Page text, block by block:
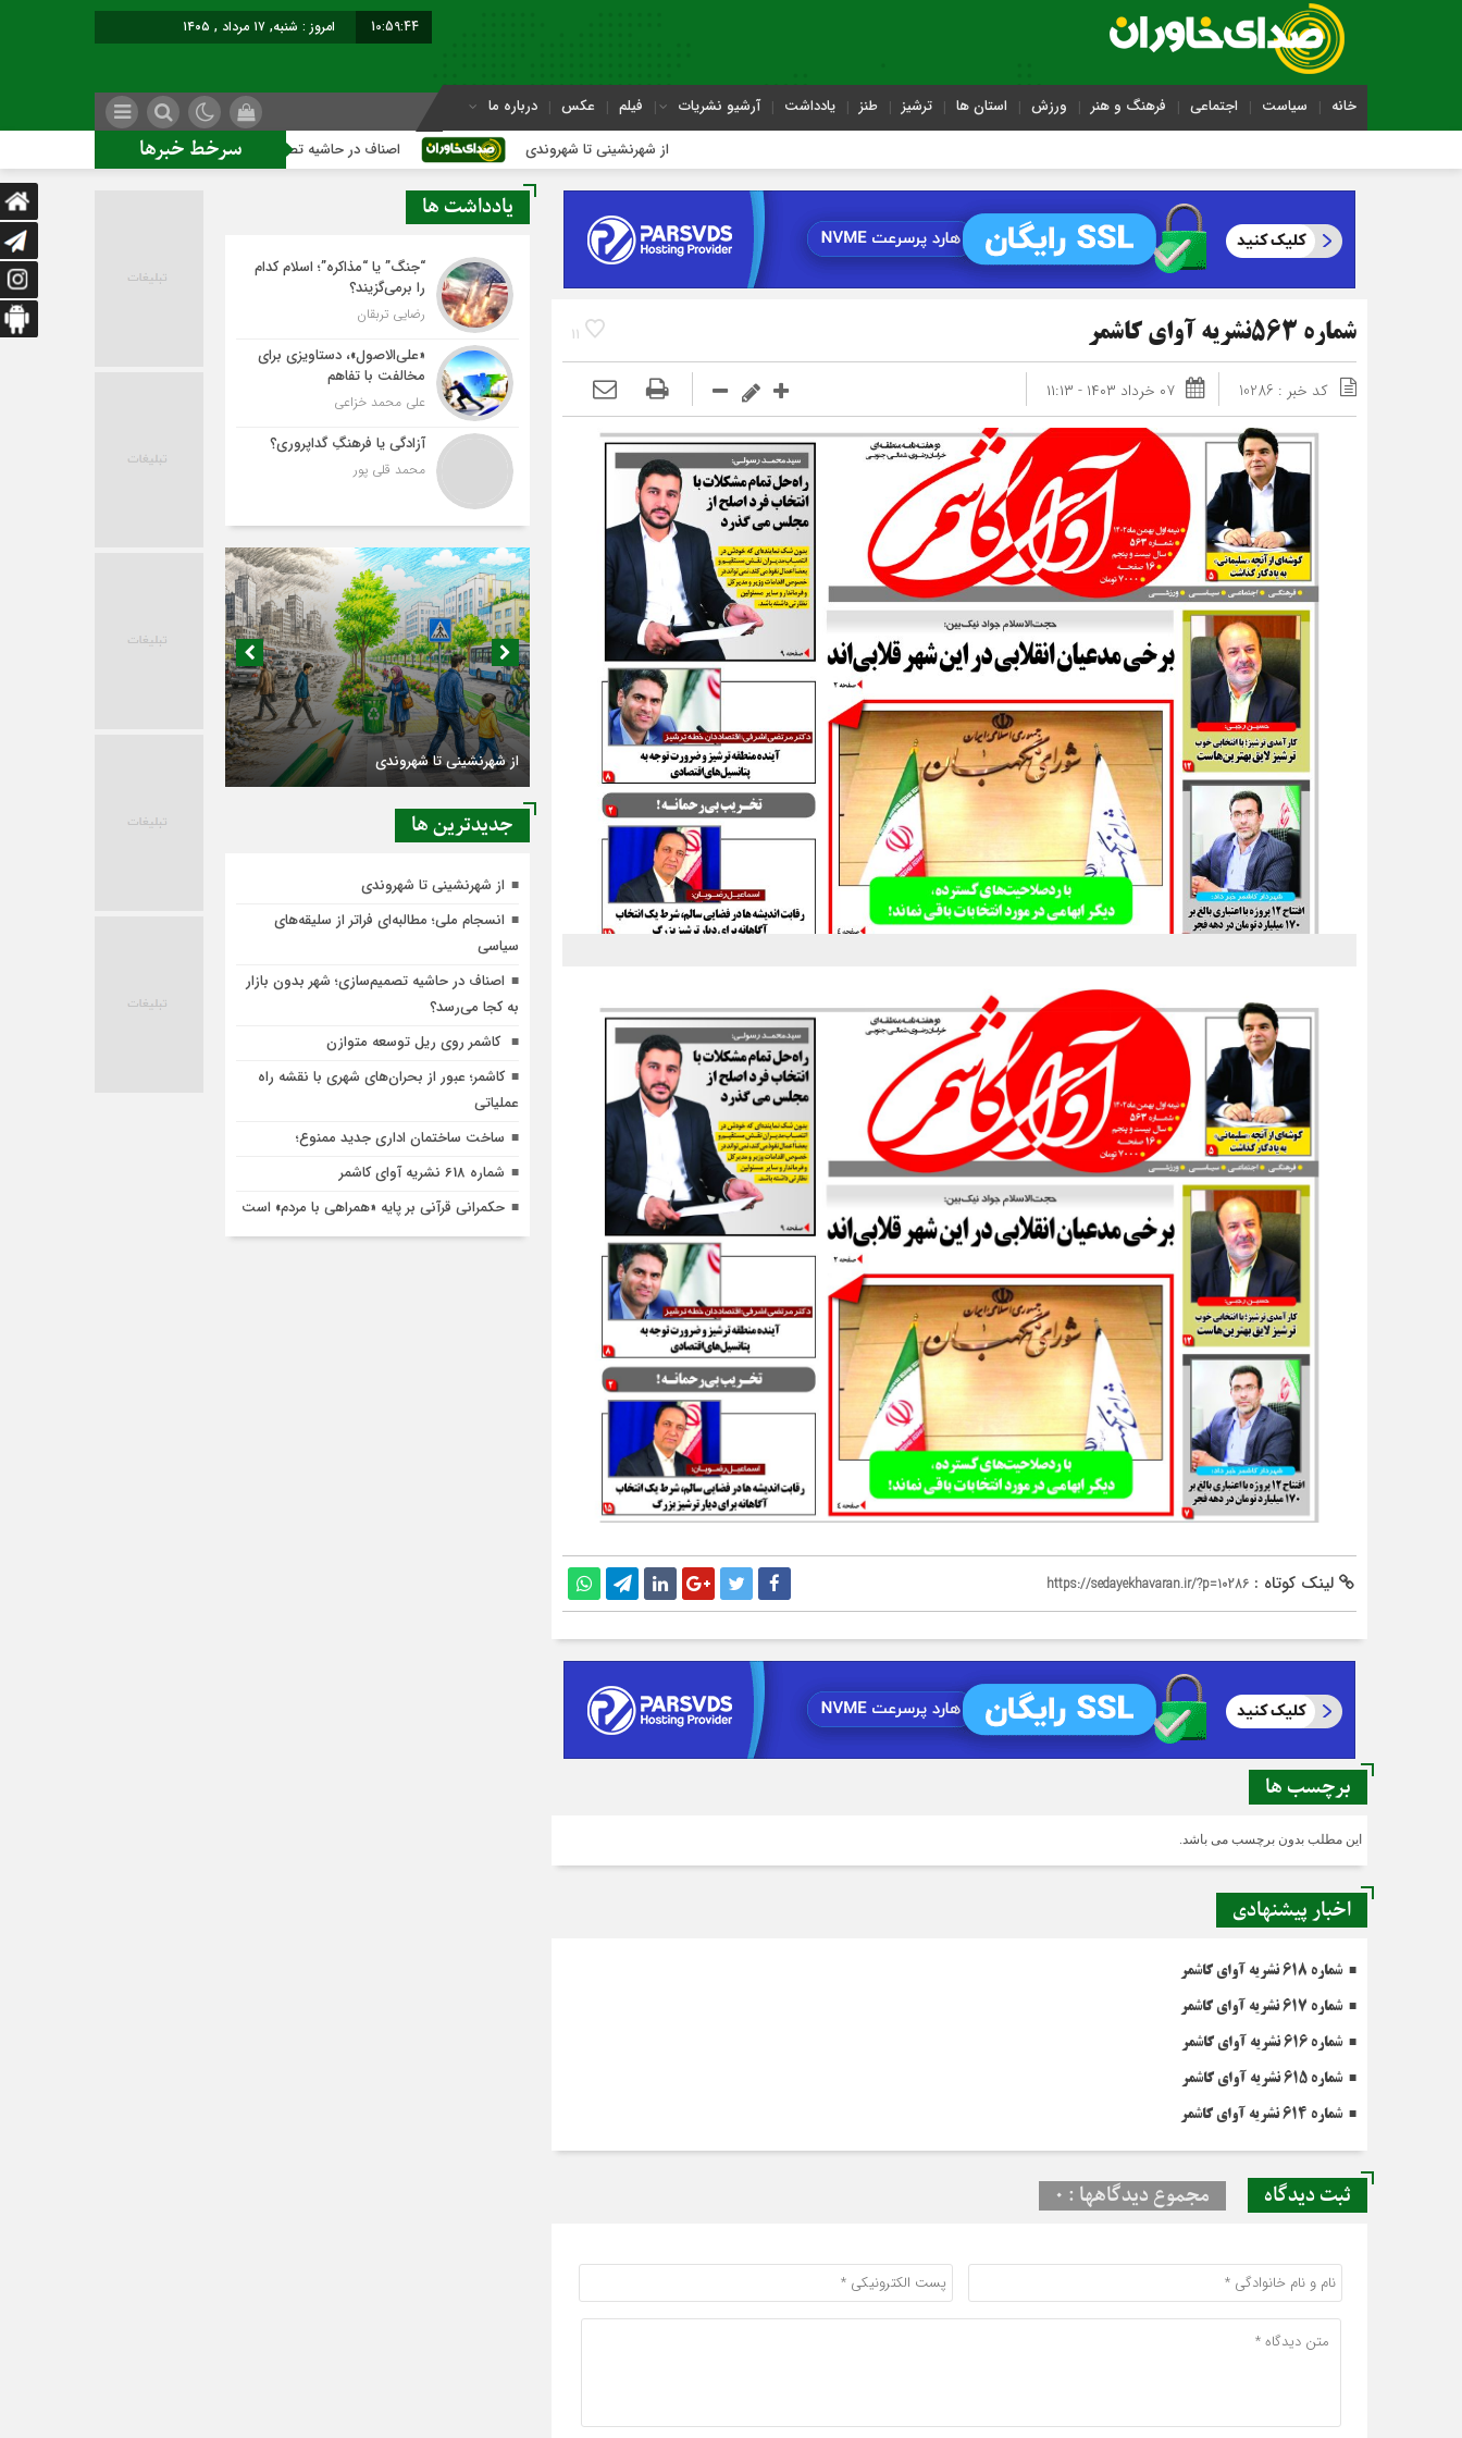
10:59:45 امروز : شنبه, ۱۷ مرداد , ۱۴۰۵
خانه سیاست اجتماعی فرهنگ و هنر ورزش استان ها ترشیز طنز یادداشت آرشیو نشریات فیلم عکس درباره ما
سرخط خبرها از شهرنشینی تا شهروندی اصناف در حاشیه تصمیم‌سازی؛ شهر بدون بازار به کجا می‌رسد؟
11 شماره 563نشریه آوای کاشمر
کد خبر : 10286 ۰۷ خرداد ۱۴۰۳ - ۱۱:۱۳
لینک کوتاه : https://sedayekhavaran.ir/?p=10286
برچسب ها
این مطلب بدون برچسب می باشد.
اخبار پیشنهادی
شماره 618 نشریه آوای کاشمر
شماره 617 نشریه آوای کاشمر
شماره 616 نشریه آوای کاشمر
شماره 615 نشریه آوای کاشمر
شماره 614 نشریه آوای کاشمر
ثبت دیدگاه مجموع دیدگاهها : 0
یادداشت ها
“جنگ” یا “مذاکره”؛ اسلام کدام
را برمی‌گزیند؟
رضایی تربقان
«علی‌الاصول»، دستاویزی برای
مخالفت با تفاهم
علی محمد خزاعی
آزادگی یا فرهنگِ گداپروری؟
محمد قلی پور
از شهرنشینی تا شهروندی
کجا می‌رسد؟
جديدترين ها
از شهرنشینی تا شهروندی
انسجام ملی؛ مطالبه‌ای فراتر از سلیقه‌های
سیاسی
اصناف در حاشیه تصمیم‌سازی؛ شهر بدون بازار
به کجا می‌رسد؟
کاشمر روی ریل توسعه متوازن
کاشمر؛ عبور از بحران‌های شهری با نقشه راه
عملیاتی
ساخت ساختمان اداری جدید ممنوع؛
شماره 618 نشریه آوای کاشمر
حکمرانی قرآنی بر پایه «همراهی با مردم» است